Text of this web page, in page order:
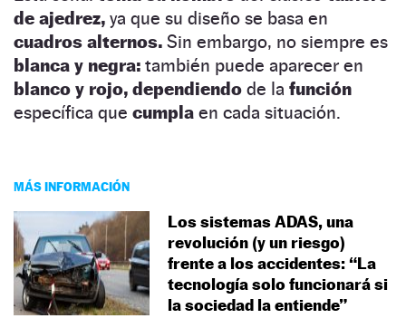
de ajedrez, ya que su diseño se basa en
cuadros alternos. Sin embargo, no siempre es
blanca y negra: también puede aparecer en
blanco y rojo, dependiendo de la función
específica que cumpla en cada situación.
MÁS INFORMACIÓN
Los sistemas ADAS, una
revolución (y un riesgo)
frente a los accidentes: “La
tecnología solo funcionará si
la sociedad la entiende”